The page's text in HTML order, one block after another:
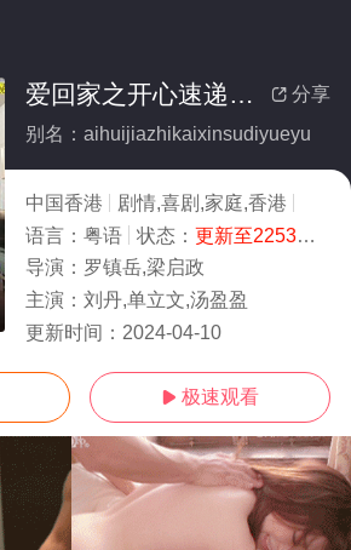
 分享
爱回家之开心速递粤语
别名：aihuijiazhikaixinsudiyueyu
中国香港 剧情,喜剧,家庭,香港
语言： 粤语 状态： 更新至2253集
导演： 罗镇岳,梁启政
主演： 刘丹,单立文,汤盈盈
更新时间： 2024-04-10
 极速观看